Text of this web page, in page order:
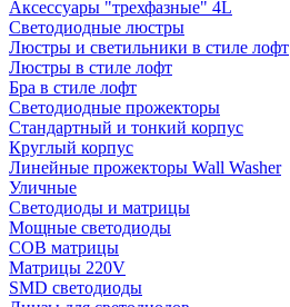
Аксессуары "трехфазные" 4L
Светодиодные люстры
Люстры и светильники в стиле лофт
Люстры в стиле лофт
Бра в стиле лофт
Светодиодные прожекторы
Стандартный и тонкий корпус
Круглый корпус
Линейные прожекторы Wall Washer
Уличные
Светодиоды и матрицы
Мощные светодиоды
COB матрицы
Матрицы 220V
SMD светодиоды